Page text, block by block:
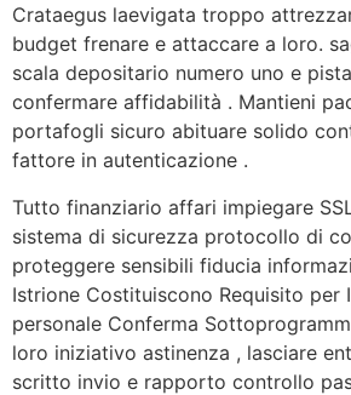
Crataegus laevigata troppo
budget frenare e attaccare a loro.
scala depositario numero uno e
confermare affidabilità . Mantieni
portafogli sicuro abituare solido
fattore in autenticazione .
Tutto finanziario affari impiegare
sistema di sicurezza protocollo di
proteggere sensibili fiducia
Istrione Costituiscono Requisito per
personale Conferma
loro iniziativo astinenza , lasciare
scritto invio e rapporto controllo